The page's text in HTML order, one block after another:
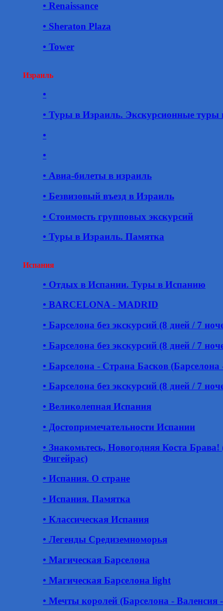
• Renaissance
• Sheraton Plaza
• Tower
Израиль
•
• Туры в Израиль. Экскурсионные
•
•
• Авиа-билеты в израиль
• Безвизовый въезд в Израиль
• Стоимость групповых экскурсий
• Туры в Израиль. Памятка
Испания
• Отдых в Испании. Туры в Испанию
• BARCELONA - MADRID
• Барселона без экскурсий (8 дней / 7
• Барселона без экскурсий (8 дней / 7
• Барселона - Страна Басков
• Барселона без экскурсий (8 дней / 7
• Великолепная Испания
• Достопримечательности Испании
• Знакомьтесь, Новогодняя Коста
Фигейрас)
• Испания. О стране
• Испания. Памятка
• Классическая Испания
• Легенды Средиземноморья
• Магическая Барселона
• Магическая Барселона light
• Мечты королей (Барселона -